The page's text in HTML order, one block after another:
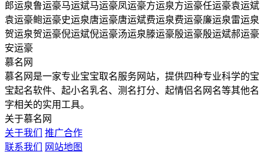
郎运泉鲁运豪马运斌马运豪凤运豪方运泉方运豪任运豪袁运斌
袁运豪鲍运豪史运泉唐运豪唐运斌费运泉费运豪廉运泉雷运泉
贺运泉贺运豪倪运斌倪运豪汤运泉滕运豪殷运豪殷运斌郝运豪
安运豪
慕名网
慕名网是一家专业宝宝取名服务网站，提供四种专业科学的宝
宝起名软件、起小名乳名、测名打分、起情侣名网名等其他名
字相关的实用工具。
关于慕名网
关于我们
推广合作
联系我们
网站地图